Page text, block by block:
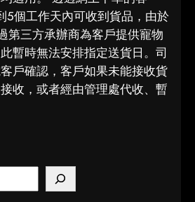
5個工作天內可收到貨品，由於
第三方承辦商為客戶提供寵物
暫時無法安排指定送貨日。司
戶確認，客戶如果未能接收貨
收，或者經由管理處代收、暫